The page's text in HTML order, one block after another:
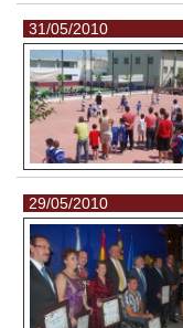
31/05/2010
29/05/2010